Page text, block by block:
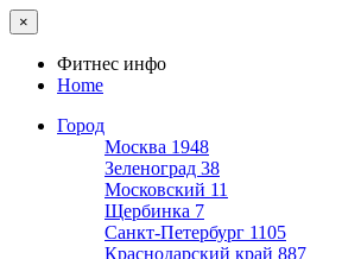
×
Фитнес инфо
Home
Город
Москва 1948
Зеленоград 38
Московский 11
Щербинка 7
Санкт-Петербург 1105
Краснодарский край 887